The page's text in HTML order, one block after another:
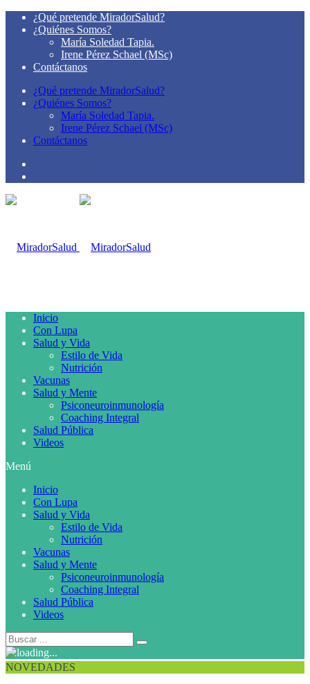
¿Qué pretende MiradorSalud?
¿Quiénes Somos?
María Soledad Tapia.
Irene Pérez Schael (MSc)
Contáctanos
¿Qué pretende MiradorSalud?
¿Quiénes Somos?
María Soledad Tapia.
Irene Pérez Schael (MSc)
Contáctanos
Inicio
Con Lupa
Salud y Vida
Estilo de Vida
Nutrición
Vacunas
Salud y Mente
Psiconeuroinmunología
Coaching Integral
Salud Pública
Videos
Menú
Inicio
Con Lupa
Salud y Vida
Estilo de Vida
Nutrición
Vacunas
Salud y Mente
Psiconeuroinmunología
Coaching Integral
Salud Pública
Videos
NOVEDADES